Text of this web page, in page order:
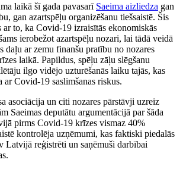
laikā šī gada pavasarī Saeima aizliedza gan
gan azartspēļu organizēšanu tiešsaistē. Šis
ar to, ka Covid-19 izraisītās ekonomiskās
ierobežot azartspēļu nozari, lai tādā veidā
daļu ar zemu finanšu pratību no nozares
laikā. Papildus, spēļu zāļu slēgšanu
ilgo vidējo uzturēšanās laiku tajās, kas
ar Covid-19 saslimšanas riskus.
asociācija un citi nozares pārstāvji uzreiz
Saeimas deputātu argumentācijā par šāda
pirms Covid-19 krīzes vismaz 40%
kontrolēja uzņēmumi, kas faktiski piedalās
Latvijā reģistrēti un saņēmuši darbībai